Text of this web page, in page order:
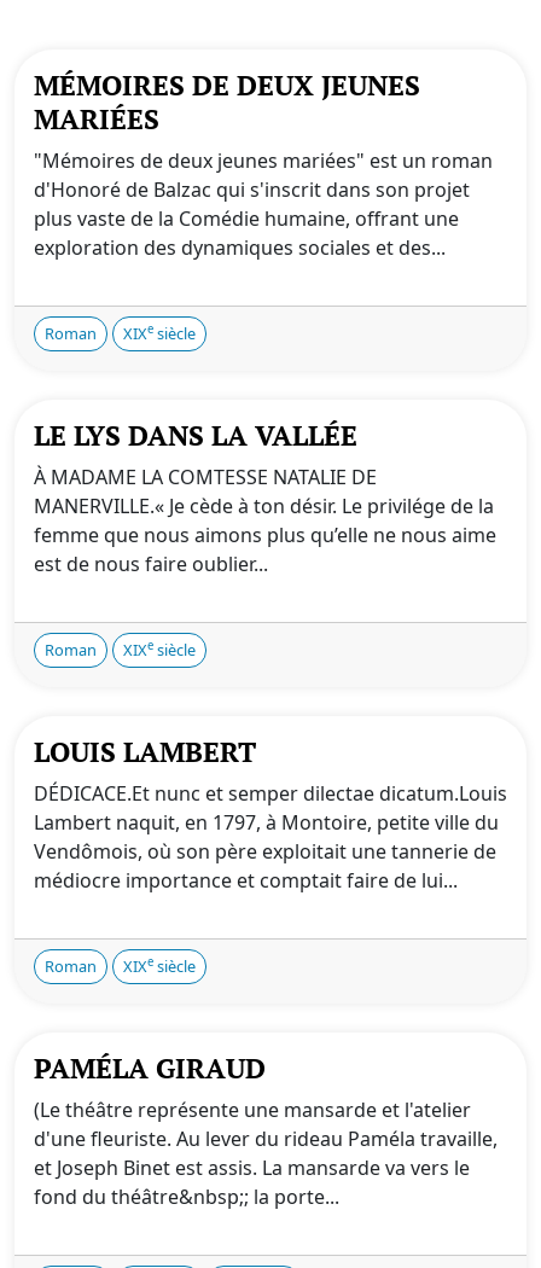
MÉMOIRES DE DEUX JEUNES
MARIÉES
"Mémoires de deux jeunes mariées" est un roman
d'Honoré de Balzac qui s'inscrit dans son projet
plus vaste de la Comédie humaine, offrant une
exploration des dynamiques sociales et des...
Roman XIXe siècle
LE LYS DANS LA VALLÉE
À MADAME LA COMTESSE NATALIE DE
MANERVILLE.« Je cède à ton désir. Le privilége de la
femme que nous aimons plus qu’elle ne nous aime
est de nous faire oublier...
Roman XIXe siècle
LOUIS LAMBERT
DÉDICACE.Et nunc et semper dilectae dicatum.Louis
Lambert naquit, en 1797, à Montoire, petite ville du
Vendômois, où son père exploitait une tannerie de
médiocre importance et comptait faire de lui...
Roman XIXe siècle
PAMÉLA GIRAUD
(Le théâtre représente une mansarde et l'atelier
d'une fleuriste. Au lever du rideau Paméla travaille,
et Joseph Binet est assis. La mansarde va vers le
fond du théâtre&nbsp;; la porte...